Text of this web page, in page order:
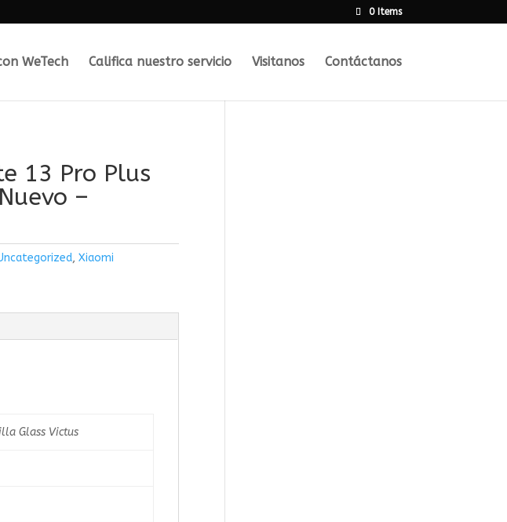
0 Items
WeTech Califica nuestro servicio Visitanos Contáctanos
13 Pro Plus
–
,Xiaomi
Glass Victus